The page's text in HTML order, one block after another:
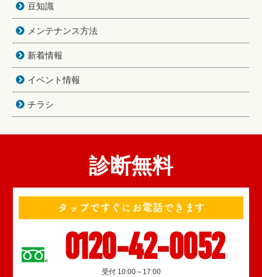
豆知識
メンテナンス方法
新着情報
イベント情報
チラシ
診断無料
タップですぐにお電話できます
0120-42-0052
受付 10:00～17:00